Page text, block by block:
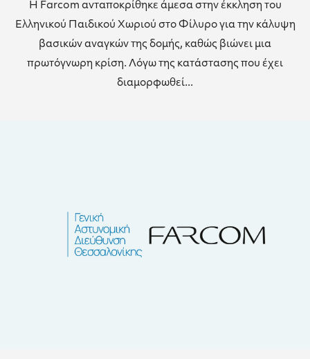
H Farcom ανταποκρίθηκε άμεσα στην έκκληση του
Ελληνικού Παιδικού Χωριού στο Φίλυρο για την κάλυψη
βασικών αναγκών της δομής, καθώς βιώνει μια
πρωτόγνωρη κρίση. Λόγω της κατάστασης που έχει
διαμορφωθεί...